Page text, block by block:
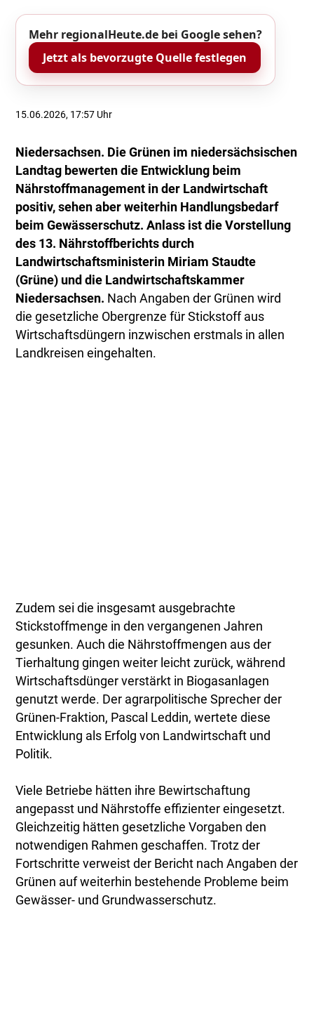
Mehr regionalHeute.de bei Google sehen?
Jetzt als bevorzugte Quelle festlegen
15.06.2026, 17:57 Uhr
Niedersachsen. Die Grünen im niedersächsischen
Landtag bewerten die Entwicklung beim
Nährstoffmanagement in der Landwirtschaft
positiv, sehen aber weiterhin Handlungsbedarf
beim Gewässerschutz. Anlass ist die Vorstellung
des 13. Nährstoffberichts durch
Landwirtschaftsministerin Miriam Staudte
(Grüne) und die Landwirtschaftskammer
Niedersachsen. Nach Angaben der Grünen wird
die gesetzliche Obergrenze für Stickstoff aus
Wirtschaftsdüngern inzwischen erstmals in allen
Landkreisen eingehalten.
Zudem sei die insgesamt ausgebrachte
Stickstoffmenge in den vergangenen Jahren
gesunken. Auch die Nährstoffmengen aus der
Tierhaltung gingen weiter leicht zurück, während
Wirtschaftsdünger verstärkt in Biogasanlagen
genutzt werde. Der agrarpolitische Sprecher der
Grünen-Fraktion, Pascal Leddin, wertete diese
Entwicklung als Erfolg von Landwirtschaft und
Politik.
Viele Betriebe hätten ihre Bewirtschaftung
angepasst und Nährstoffe effizienter eingesetzt.
Gleichzeitig hätten gesetzliche Vorgaben den
notwendigen Rahmen geschaffen. Trotz der
Fortschritte verweist der Bericht nach Angaben der
Grünen auf weiterhin bestehende Probleme beim
Gewässer- und Grundwasserschutz.